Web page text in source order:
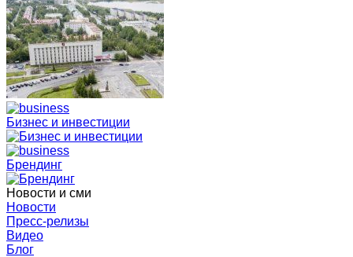
Бизнес и инвестиции
Брендинг
Новости и сми
Новости
Пресс-релизы
Видео
Блог